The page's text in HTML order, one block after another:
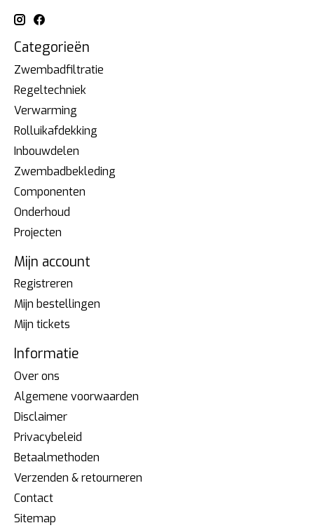
Categorieën
Zwembadfiltratie
Regeltechniek
Verwarming
Rolluikafdekking
Inbouwdelen
Zwembadbekleding
Componenten
Onderhoud
Projecten
Mijn account
Registreren
Mijn bestellingen
Mijn tickets
Informatie
Over ons
Algemene voorwaarden
Disclaimer
Privacybeleid
Betaalmethoden
Verzenden & retourneren
Contact
Sitemap